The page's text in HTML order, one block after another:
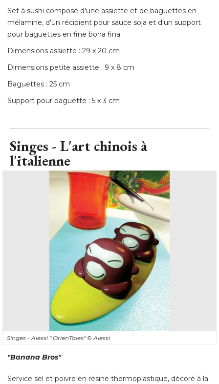
Set à sushi composé d'une assiette et de baguettes en
mélamine, d'un récipient pour sauce soja et d'un support
pour baguettes en fine bona fina.
Dimensions assiette : 29 x 20 cm
Dimensions petite assiette : 9 x 8 cm
Baguettes : 25 cm
Support pour baguette : 5 x 3 cm
Singes - L'art chinois à
l'italienne
Singes - Alessi " OrienTales" © Alessi
"Banana Bros"
Service sel et poivre en résine thermoplastique, décoré à la